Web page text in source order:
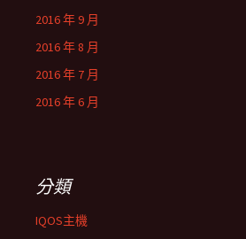
2016 年 9 月
2016 年 8 月
2016 年 7 月
2016 年 6 月
分類
IQOS主機